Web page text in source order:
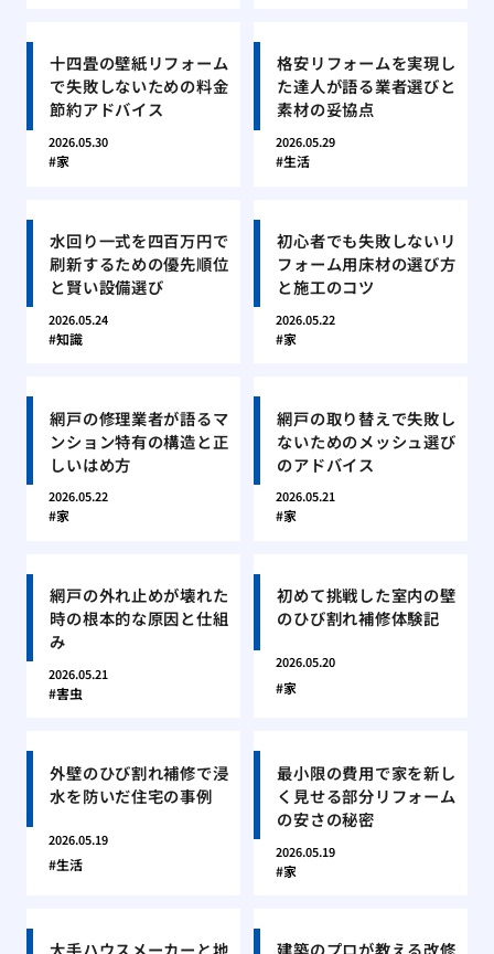
十四畳の壁紙リフォーム
で失敗しないための料金
節約アドバイス
2026.05.30
家
格安リフォームを実現し
た達人が語る業者選びと
素材の妥協点
2026.05.29
生活
水回り一式を四百万円で
刷新するための優先順位
と賢い設備選び
2026.05.24
知識
初心者でも失敗しないリ
フォーム用床材の選び方
と施工のコツ
2026.05.22
家
網戸の修理業者が語るマ
ンション特有の構造と正
しいはめ方
2026.05.22
家
網戸の取り替えで失敗し
ないためのメッシュ選び
のアドバイス
2026.05.21
家
網戸の外れ止めが壊れた
時の根本的な原因と仕組
み
2026.05.21
害虫
初めて挑戦した室内の壁
のひび割れ補修体験記
2026.05.20
家
外壁のひび割れ補修で浸
水を防いだ住宅の事例
2026.05.19
生活
最小限の費用で家を新し
く見せる部分リフォーム
の安さの秘密
2026.05.19
家
大手ハウスメーカーと地 建築のプロが教える改修